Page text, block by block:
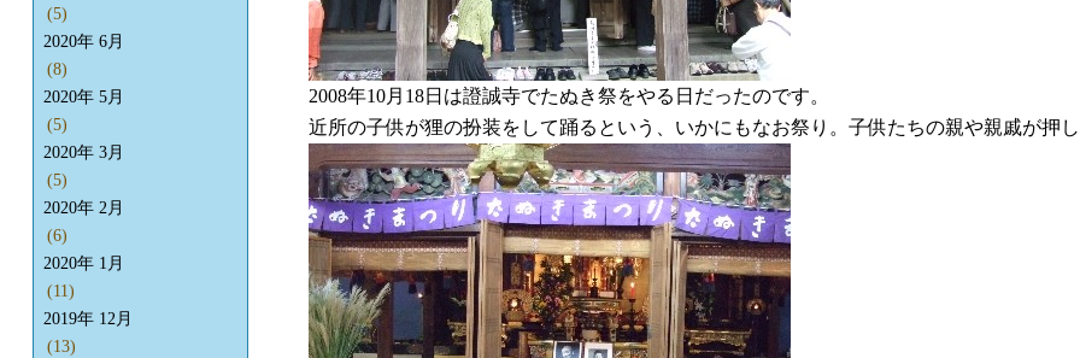
2008年10月18日は證誠寺でたぬき祭をやる日だったのです。
近所の子供が狸の扮装をして踊るという、いかにもなお祭り。子供たちの親や親戚が押
(5)
2020年 6月
(8)
2020年 5月
(5)
2020年 3月
(5)
2020年 2月
(6)
2020年 1月
(11)
2019年 12月
(13)